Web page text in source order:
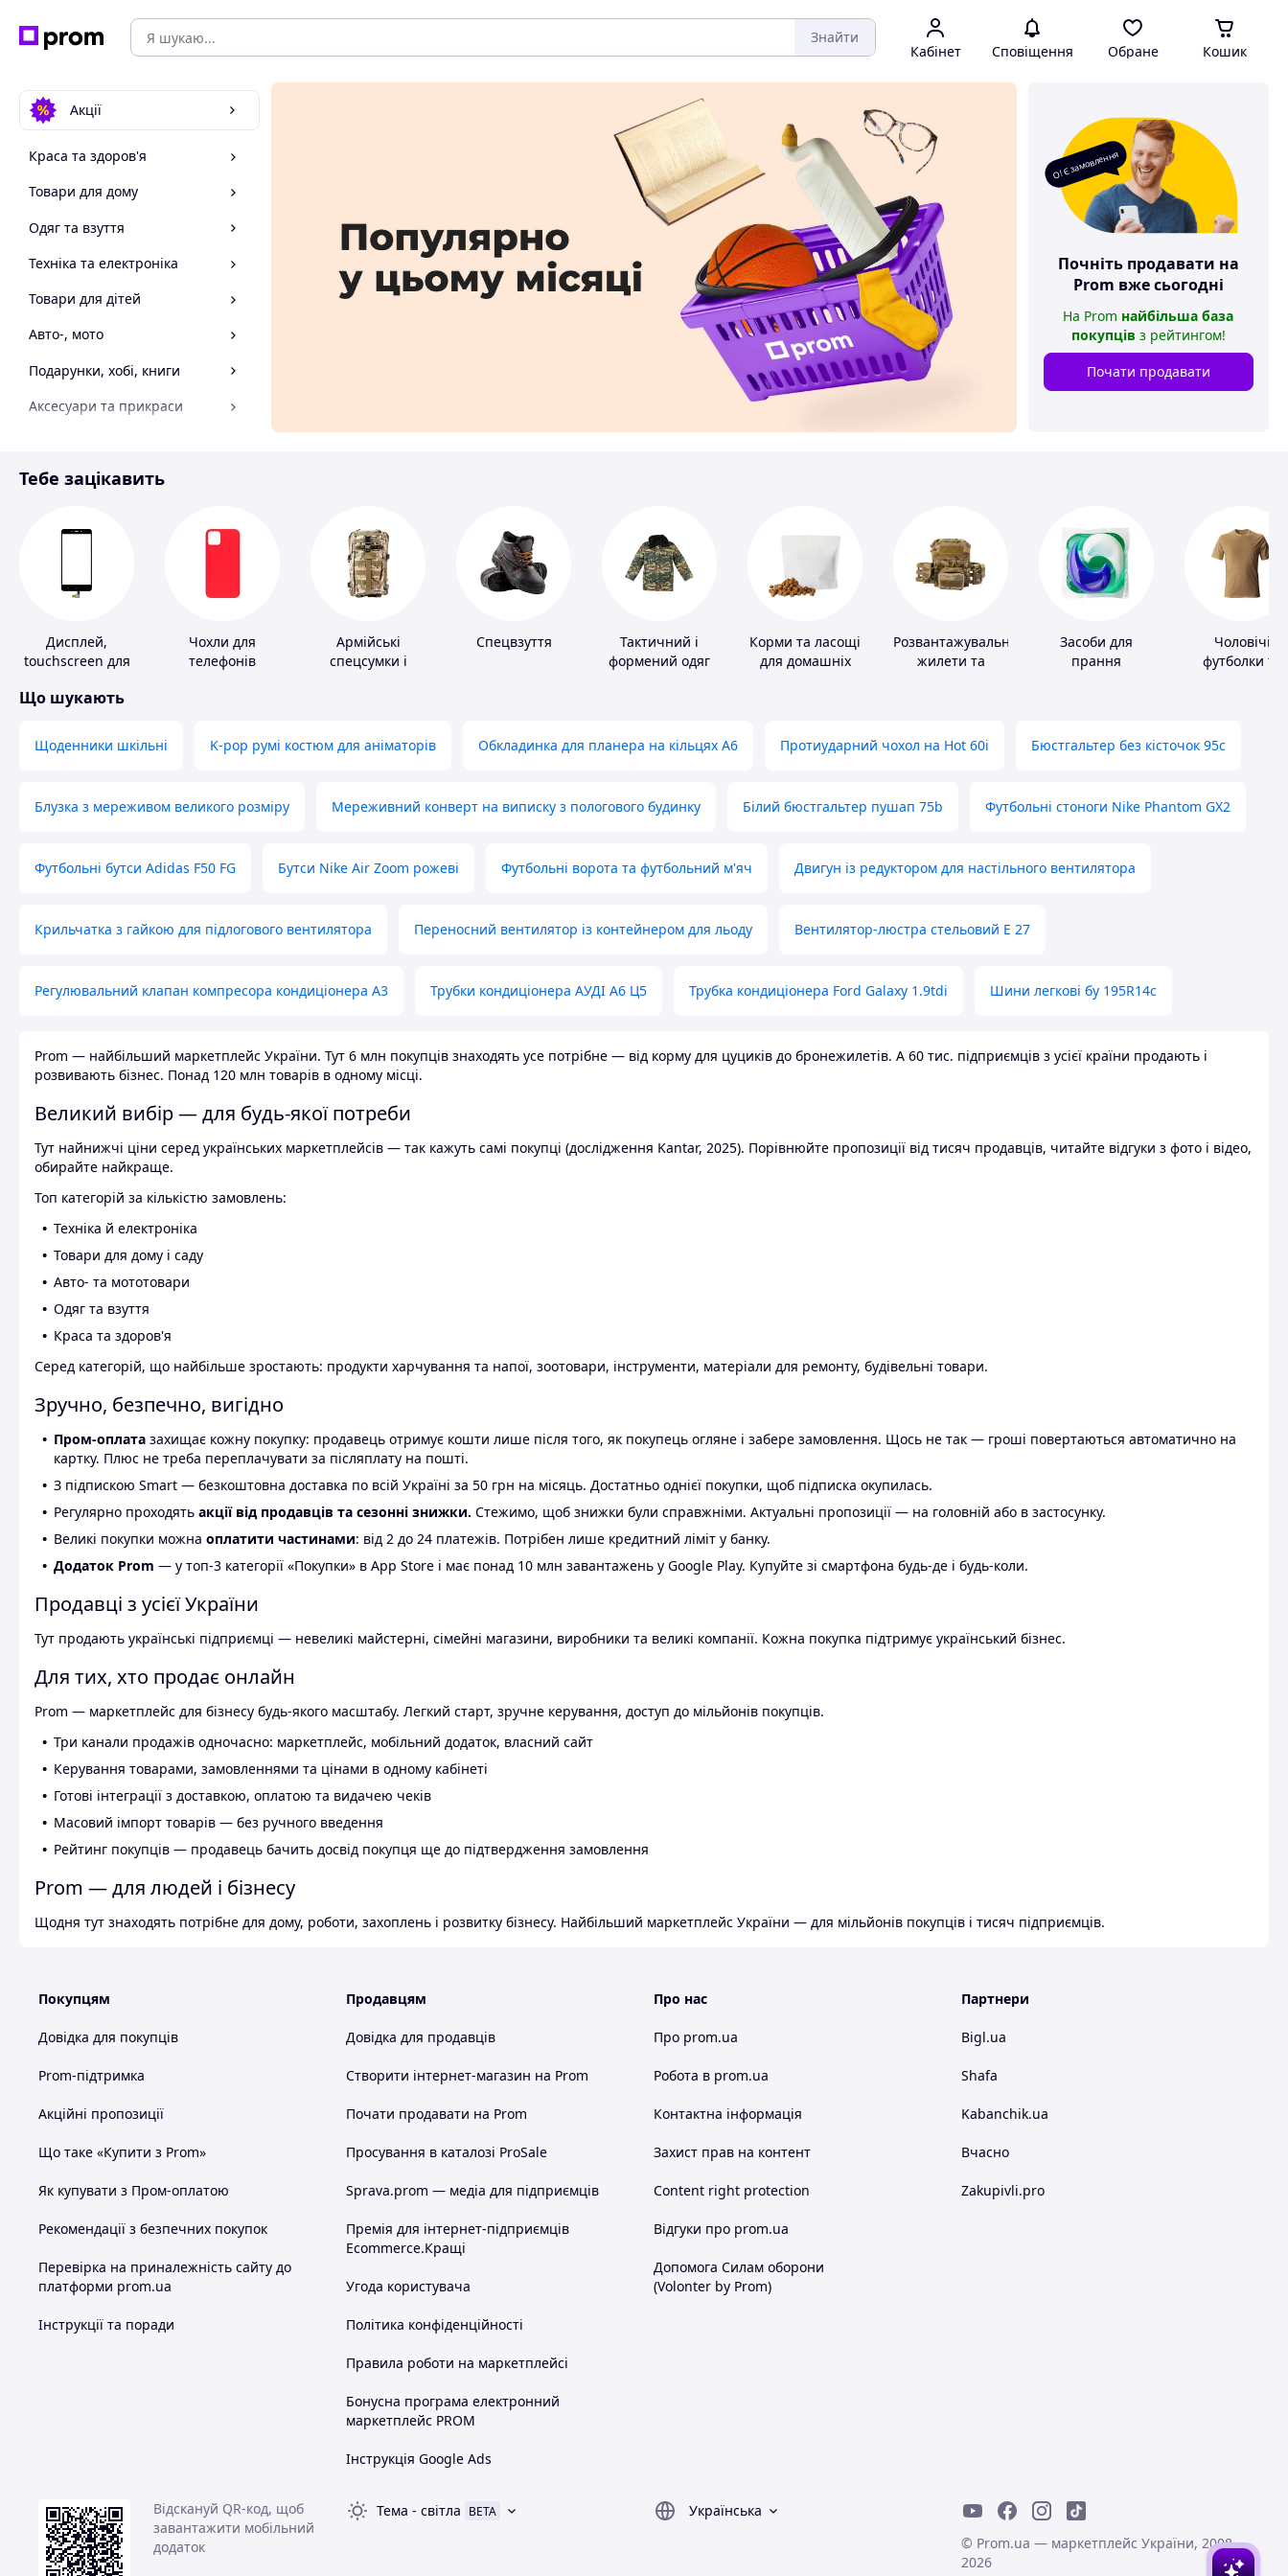
Знайти
Кабінет Сповіщення Обране Кошик
Акції
Краса та здоров'я
Товари для дому
Одяг та взуття
Техніка та електроніка
Товари для дітей
Авто-, мото
Подарунки, хобі, книги
Аксесуари та прикраси
Спорт і відпочинок
О! Є замовлення
Почніть продавати на
Prom вже сьогодні
На Prom найбільша база
покупців з рейтингом!
Почати продавати
Тебе зацікавить
Дисплей,
touchscreen для
Чохли для
телефонів
Армійські
спецсумки і
Спецвзуття
Тактичний і
формений одяг
Корми та ласощі
для домашніх
Розвантажувальні
жилети та
Засоби для
прання
Чоловічі
футболки та
Що шукають
Щоденники шкільні K-pop румі костюм для аніматорів Обкладинка для планера на кільцях А6 Протиударний чохол на Hot 60i Бюстгальтер без кісточок 95с
Блузка з мереживом великого розміру Мереживний конверт на виписку з пологового будинку Білий бюстгальтер пушап 75b Футбольні стоноги Nike Phantom GX2
Футбольні бутси Adidas F50 FG Бутси Nike Air Zoom рожеві Футбольні ворота та футбольний м'яч Двигун із редуктором для настільного вентилятора
Крильчатка з гайкою для підлогового вентилятора Переносний вентилятор із контейнером для льоду Вентилятор-люстра стельовий E 27
Регулювальний клапан компресора кондиціонера А3 Трубки кондиціонера АУДІ А6 Ц5 Трубка кондиціонера Ford Galaxy 1.9tdi Шини легкові бу 195R14c
Prom — найбільший маркетплейс України. Тут 6 млн покупців знаходять усе потрібне — від корму для цуциків до бронежилетів. А 60 тис. підприємців з усієї країни продають і
розвивають бізнес. Понад 120 млн товарів в одному місці.
Великий вибір — для будь-якої потреби
Тут найнижчі ціни серед українських маркетплейсів — так кажуть самі покупці (дослідження Kantar, 2025). Порівнюйте пропозиції від тисяч продавців, читайте відгуки з фото і відео,
обирайте найкраще.
Топ категорій за кількістю замовлень:
Техніка й електроніка
Товари для дому і саду
Авто- та мототовари
Одяг та взуття
Краса та здоров'я
Серед категорій, що найбільше зростають: продукти харчування та напої, зоотовари, інструменти, матеріали для ремонту, будівельні товари.
Зручно, безпечно, вигідно
Пром-оплата захищає кожну покупку: продавець отримує кошти лише після того, як покупець огляне і забере замовлення. Щось не так — гроші повертаються автоматично на
картку. Плюс не треба переплачувати за післяплату на пошті.
З підпискою Smart — безкоштовна доставка по всій Україні за 50 грн на місяць. Достатньо однієї покупки, щоб підписка окупилась.
Регулярно проходять акції від продавців та сезонні знижки. Стежимо, щоб знижки були справжніми. Актуальні пропозиції — на головній або в застосунку.
Великі покупки можна оплатити частинами: від 2 до 24 платежів. Потрібен лише кредитний ліміт у банку.
Додаток Prom — у топ-3 категорії «Покупки» в App Store і має понад 10 млн завантажень у Google Play. Купуйте зі смартфона будь-де і будь-коли.
Продавці з усієї України
Тут продають українські підприємці — невеликі майстерні, сімейні магазини, виробники та великі компанії. Кожна покупка підтримує український бізнес.
Для тих, хто продає онлайн
Prom — маркетплейс для бізнесу будь-якого масштабу. Легкий старт, зручне керування, доступ до мільйонів покупців.
Три канали продажів одночасно: маркетплейс, мобільний додаток, власний сайт
Керування товарами, замовленнями та цінами в одному кабінеті
Готові інтеграції з доставкою, оплатою та видачею чеків
Масовий імпорт товарів — без ручного введення
Рейтинг покупців — продавець бачить досвід покупця ще до підтвердження замовлення
Prom — для людей і бізнесу
Щодня тут знаходять потрібне для дому, роботи, захоплень і розвитку бізнесу. Найбільший маркетплейс України — для мільйонів покупців і тисяч підприємців.
Покупцям
Довідка для покупців
Prom-підтримка
Акційні пропозиції
Що таке «Купити з Prom»
Як купувати з Пром-оплатою
Рекомендації з безпечних покупок
Перевірка на приналежність сайту до
платформи prom.ua
Інструкції та поради
Продавцям
Довідка для продавців
Створити інтернет-магазин на Prom
Почати продавати на Prom
Просування в каталозі ProSale
Sprava.prom — медіа для підприємців
Премія для інтернет-підприємців
Ecommerce.Кращі
Угода користувача
Політика конфіденційності
Правила роботи на маркетплейсі
Бонусна програма електронний
маркетплейс PROM
Інструкція Google Ads
Про нас
Про prom.ua
Робота в prom.ua
Контактна інформація
Захист прав на контент
Content right protection
Відгуки про prom.ua
Допомога Силам оборони
(Volonter by Prom)
Партнери
Bigl.ua
Shafa
Kabanchik.ua
Вчасно
Zakupivli.pro
Відскануй QR-код, щоб
завантажити мобільний
додаток
Тема - світла BETA
Українська
© Prom.ua — маркетплейс України, 2008-
2026